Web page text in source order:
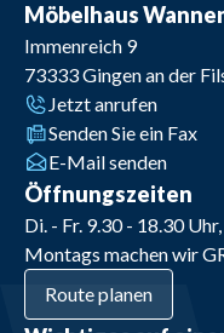
Möbelhaus
Immenreich 9
73333Gingen an der
Jetzt anrufen
Senden Sie ein Fax
E-Mail senden
Öffnungszeiten
Di. - Fr. 9.30 - 18.30
Montags machen wir
Route planen